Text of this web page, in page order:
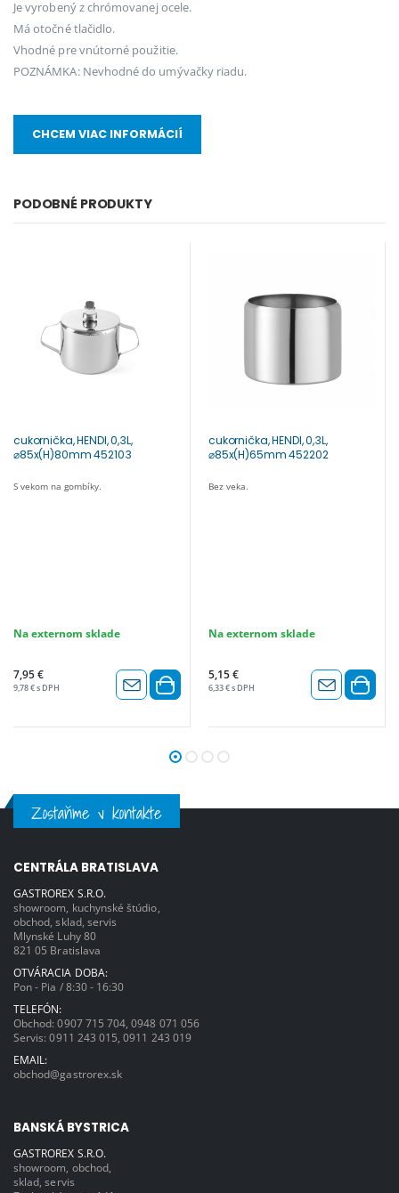
Je vyrobený z chrómovanej ocele.
Má otočné tlačidlo.
Vhodné pre vnútorné použitie.
POZNÁMKA: Nevhodné do umývačky riadu.
CHCEM VIAC INFORMÁCIÍ
PODOBNÉ PRODUKTY
cukornička, HENDI, 0,3L,
⌀85x(H)80mm 452103
S vekom na gombíky.
Na externom sklade
7,95 €
9,78 € s DPH
cukornička, HENDI, 0,3L,
⌀85x(H)65mm 452202
Bez veka.
Na externom sklade
5,15 €
6,33 € s DPH
Zostaňme v kontakte
CENTRÁLA BRATISLAVA
GASTROREX S.R.O.
showroom, kuchynské štúdio,
obchod, sklad, servis
Mlynské Luhy 80
821 05 Bratislava
OTVÁRACIA DOBA:
Pon - Pia / 8:30 - 16:30
TELEFÓN:
Obchod:0907 715 704 ,0948 071 056
Servis:0911 243 015 ,0911 243 019
EMAIL:
obchod@gastrorex.sk
BANSKÁ BYSTRICA
GASTROREX S.R.O.
showroom, obchod,
sklad, servis